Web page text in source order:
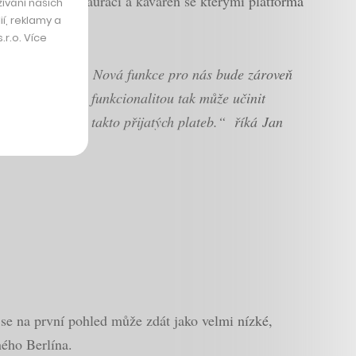
teprve přijít
Nová funkce pro nás bude zároveň
s novou funkcionalitou tak může učinit
evidence takto přijatých plateb.“ říká Jan
na první pohled může zdát jako velmi nízké,
Berlína.
reklamy a
Více